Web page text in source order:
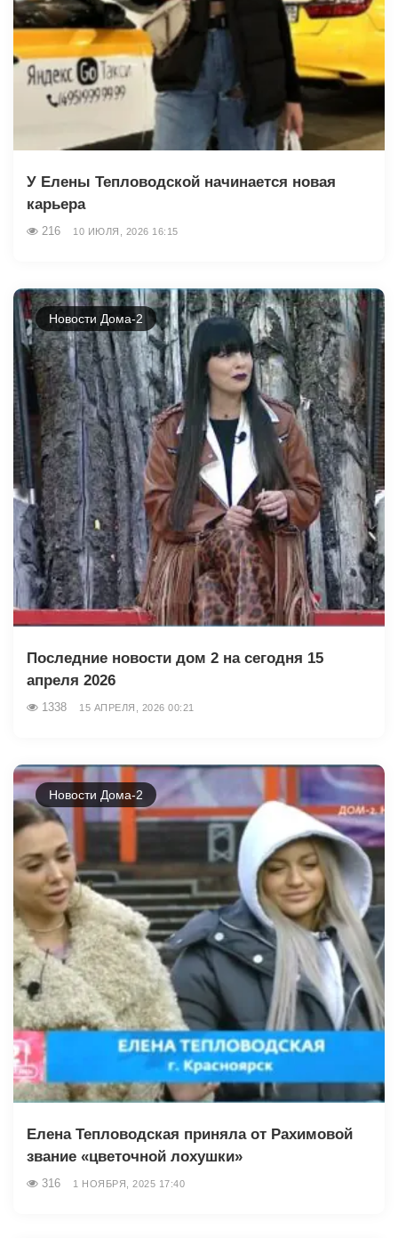
У Елены Тепловодской начинается новая
карьера
216 10 ИЮЛЯ, 2026 16:15
Новости Дома-2
Последние новости дом 2 на сегодня 15
апреля 2026
1338 15 АПРЕЛЯ, 2026 00:21
Новости Дома-2
Елена Тепловодская приняла от Рахимовой
звание «цветочной лохушки»
316 1 НОЯБРЯ, 2025 17:40